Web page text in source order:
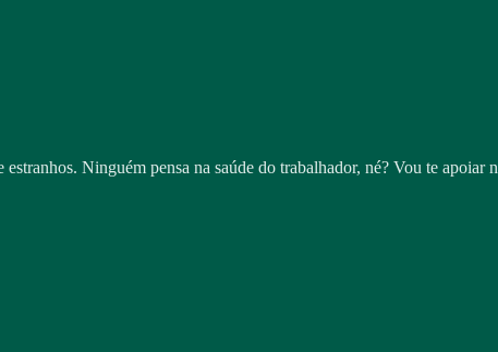
Ninguém pensa na saúde do trabalhador, né? Vou te apoiar